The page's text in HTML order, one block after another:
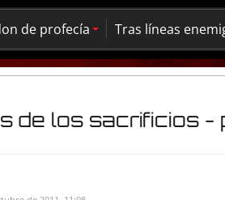
de profecía Tras líneas
de los sacrificios -